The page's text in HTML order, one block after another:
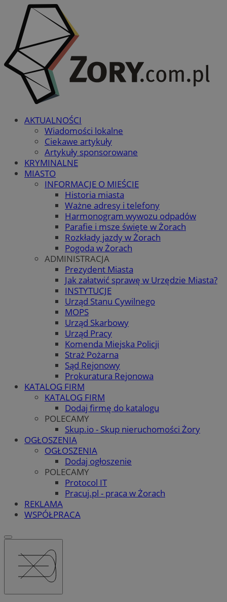
AKTUALNOŚCI
Wiadomości lokalne
Ciekawe artykuły
Artykuły sponsorowane
KRYMINALNE
MIASTO
INFORMACJE O MIEŚCIE
Historia miasta
Ważne adresy i telefony
Harmonogram wywozu odpadów
Parafie i msze święte w Żorach
Rozkłady jazdy w Żorach
Pogoda w Żorach
ADMINISTRACJA
Prezydent Miasta
Jak załatwić sprawę w Urzędzie Miasta?
INSTYTUCJE
Urząd Stanu Cywilnego
MOPS
Urząd Skarbowy
Urząd Pracy
Komenda Miejska Policji
Straż Pożarna
Sąd Rejonowy
Prokuratura Rejonowa
KATALOG FIRM
KATALOG FIRM
Dodaj firmę do katalogu
POLECAMY
Skup.io - Skup nieruchomości Żory
OGŁOSZENIA
OGŁOSZENIA
Dodaj ogłoszenie
POLECAMY
Protocol IT
Pracuj.pl - praca w Żorach
REKLAMA
WSPÓŁPRACA